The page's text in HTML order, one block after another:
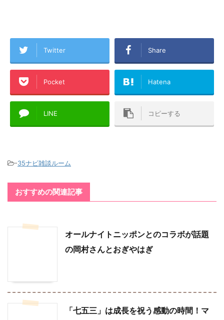
Twitter Share
Pocket Hatena
LINE コピーする
-35ナビ雑談ルーム
おすすめの関連記事
オールナイトニッポンとのコラボが話題
の岡村さんとおぎやはぎ
「七五三」は成長を祝う感動の時間！マ